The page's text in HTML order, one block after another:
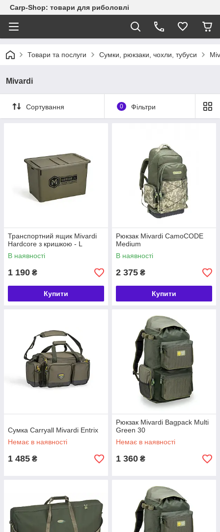
Carp-Shop: товари для риболовлі
Товари та послуги Сумки, рюкзаки, чохли, тубуси
Mivardi
Сортування 0 Фільтри
Транспортний ящик Mivardi
Hardcore з кришкою - L
В наявності
1 190 ₴
Купити
Рюкзак Mivardi CamoCODE
Medium
В наявності
2 375 ₴
Купити
Сумка Carryall Mivardi Entrix
Немає в наявності
1 485 ₴
Рюкзак Mivardi Bagpack Multi
Green 30
Немає в наявності
1 360 ₴